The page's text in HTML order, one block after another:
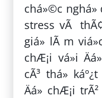
chá»©c nghá»
stress vÃ
giá» lÃ m
chÆ¡i vá»i
cÃ³ thá»
Äá» chÆ¡i